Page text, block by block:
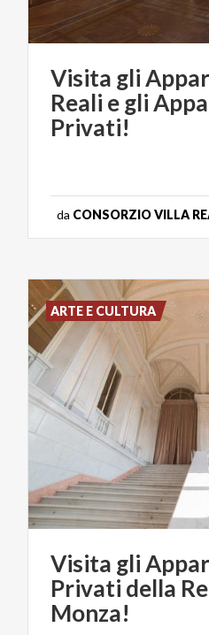
Visita gli
Reali e gli
Privati!
da CONSORZIO VILLA
Visita gli
Privati della
Monza!
ARTE E CULTURA